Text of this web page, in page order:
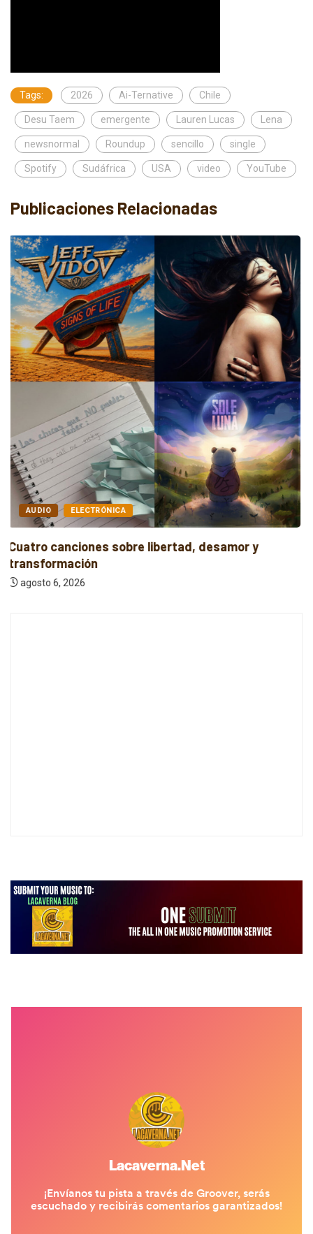
Tags: 2026 Ai-Ternative Chile
Desu Taem emergente Lauren Lucas Lena
newsnormal Roundup sencillo single
Spotify Sudáfrica USA video YouTube
Publicaciones Relacionadas
AUDIO INDIE
Cuatro canciones independientes entre reflexión y
resistencia
agosto 6, 2026